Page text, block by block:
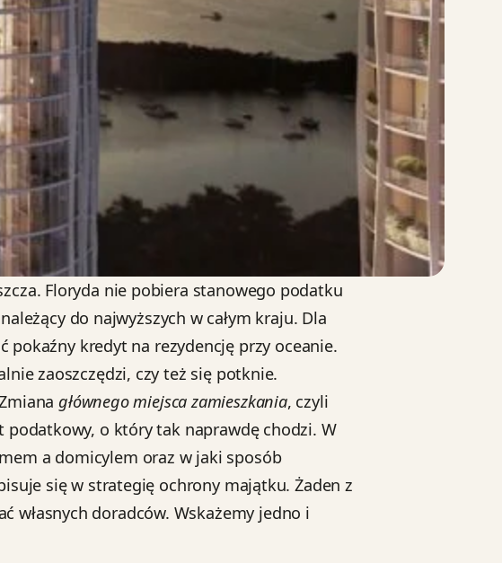
Floryda nie pobiera stanowego podatku
do najwyższych w całym kraju. Dla
kredyt na rezydencję przy oceanie.
zaoszczędzi, czy też się potknie.
głównego miejsca zamieszkania, czyli
podatkowy, o który tak naprawdę chodzi. W
a domicylem oraz w jaki sposób
się w strategię ochrony majątku. Żaden z
własnych doradców. Wskażemy jedno i